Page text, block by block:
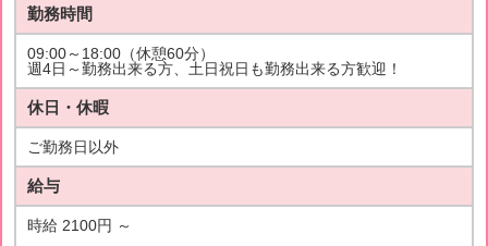
勤務時間
09:00～18:00（休憩60分）
週4日～勤務出来る方、土日祝日も勤務出来る方歓迎！
休日・休暇
ご勤務日以外
給与
時給 2100円 ～